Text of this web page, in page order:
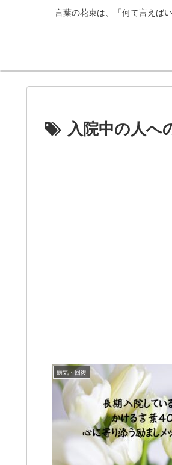
言葉の花束は、「何て言えば
入院中の人へ
病気・回復